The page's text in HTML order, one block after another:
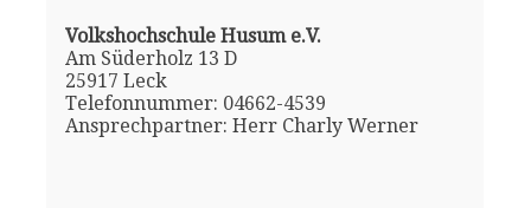
Volkshochschule Husum e.V.
Am Süderholz 13 D
25917 Leck
Telefonnummer: 04662-4539
Ansprechpartner: Herr Charly Werner